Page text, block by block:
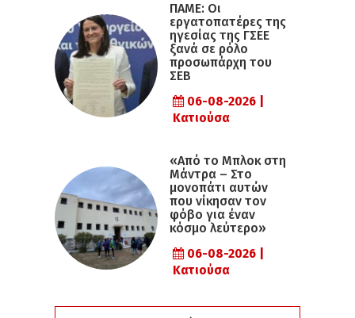
ΠΑΜΕ: Οι
εργατοπατέρες της
ηγεσίας της ΓΣΕΕ
ξανά σε ρόλο
προσωπάρχη του
ΣΕΒ
06-08-2026 |
Κατιούσα
«Από το Μπλοκ στη
Μάντρα – Στο
μονοπάτι αυτών
που νίκησαν τον
φόβο για έναν
κόσμο λεύτερο»
06-08-2026 |
Κατιούσα